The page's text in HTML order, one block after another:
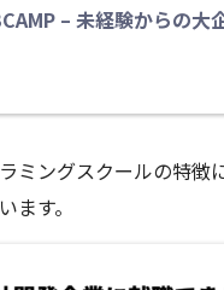
– 未経験からの大
ミングスクールの特徴
ます。